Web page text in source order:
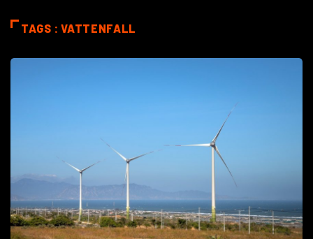
TAGS : VATTENFALL